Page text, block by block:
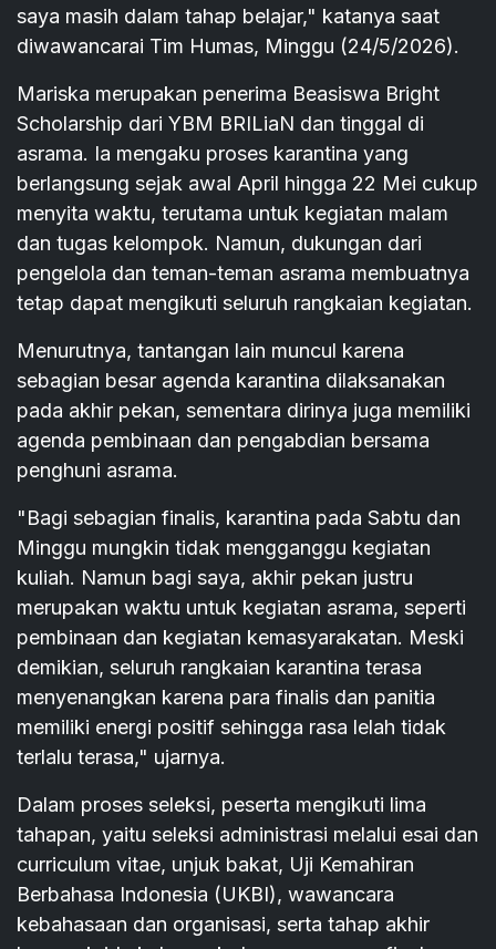
saya masih dalam tahap belajar," katanya saat
diwawancarai Tim Humas, Minggu (24/5/2026).
Mariska merupakan penerima Beasiswa Bright
Scholarship dari YBM BRILiaN dan tinggal di
asrama. Ia mengaku proses karantina yang
berlangsung sejak awal April hingga 22 Mei cukup
menyita waktu, terutama untuk kegiatan malam
dan tugas kelompok. Namun, dukungan dari
pengelola dan teman-teman asrama membuatnya
tetap dapat mengikuti seluruh rangkaian kegiatan.
Menurutnya, tantangan lain muncul karena
sebagian besar agenda karantina dilaksanakan
pada akhir pekan, sementara dirinya juga memiliki
agenda pembinaan dan pengabdian bersama
penghuni asrama.
"Bagi sebagian finalis, karantina pada Sabtu dan
Minggu mungkin tidak mengganggu kegiatan
kuliah. Namun bagi saya, akhir pekan justru
merupakan waktu untuk kegiatan asrama, seperti
pembinaan dan kegiatan kemasyarakatan. Meski
demikian, seluruh rangkaian karantina terasa
menyenangkan karena para finalis dan panitia
memiliki energi positif sehingga rasa lelah tidak
terlalu terasa," ujarnya.
Dalam proses seleksi, peserta mengikuti lima
tahapan, yaitu seleksi administrasi melalui esai dan
curriculum vitae, unjuk bakat, Uji Kemahiran
Berbahasa Indonesia (UKBI), wawancara
kebahasaan dan organisasi, serta tahap akhir